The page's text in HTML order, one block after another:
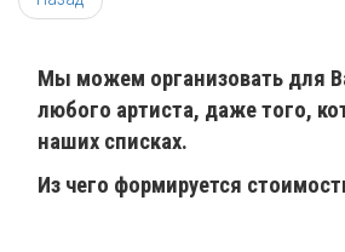
Мы можем организовать для
любого артиста, даже того,
наших списках.
Из чего формируется